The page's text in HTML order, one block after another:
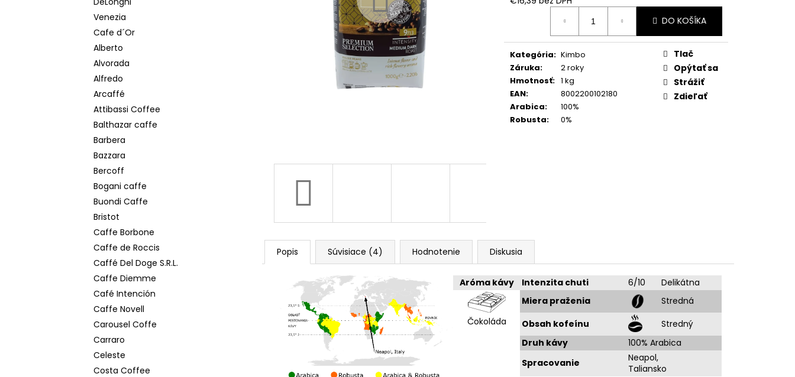
Venezia
Cafe d´Or
Alberto
Alvorada
Alfredo
Arcaffé
Attibassi Coffee
Balthazar caffe
Barbera
Bazzara
Bercoff
Bogani caffe
Buondi Caffe
Bristot
Caffe Borbone
Caffe de Roccis
Caffé Del Doge S.R.L.
Caffe Diemme
Café Intención
Caffe Novell
Carousel Coffe
Carraro
Celeste
Costa Coffee
Jednotková
DO KOŠÍKA
Kategória: Kimbo
Záruka:
2 roky
Hmotnosť: 1 kg
EAN:
8002200102180
Arabica:
100%
Robusta: 0%
Tlač
Opýtať sa
Strážiť
Zdieľať
Popis Súvisiace (4) Hodnotenie Diskusia
Aróma kávy
Čokoláda
Intenzita chuti 6/10
Delikátna
Miera praženia
Stredná
Obsah kofeínu
Stredný
Druh kávy
100% Arabica
Spracovanie
Neapol,
Taliansko
CHICCO D´ORO TRADITION ZRNKOVÁ
KÁVA 1 KG
€15,50
Pôvodne: €17
GIMOKA GRAN BAR ZRNKOVÁ KÁVA 1 KG
€14,90
RIOBA PERFETTO (GOLD) ZRNKOVÁ
€23,90